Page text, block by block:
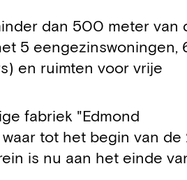
dan 500 meter van
5 eengezinswoningen,
en ruimten voor vrije
fabriek "Edmond
tot het begin van de
is nu aan het einde